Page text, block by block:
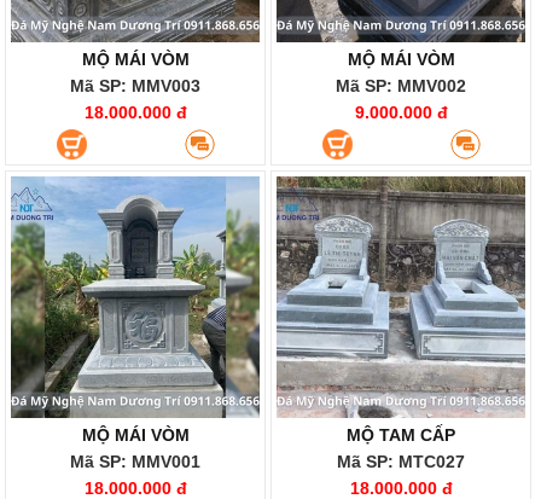
MỘ MÁI VÒM
Mã SP: MMV003
18.000.000 đ
MỘ MÁI VÒM
Mã SP: MMV002
9.000.000 đ
MỘ MÁI VÒM
Mã SP: MMV001
18.000.000 đ
MỘ TAM CẤP
Mã SP: MTC027
18.000.000 đ